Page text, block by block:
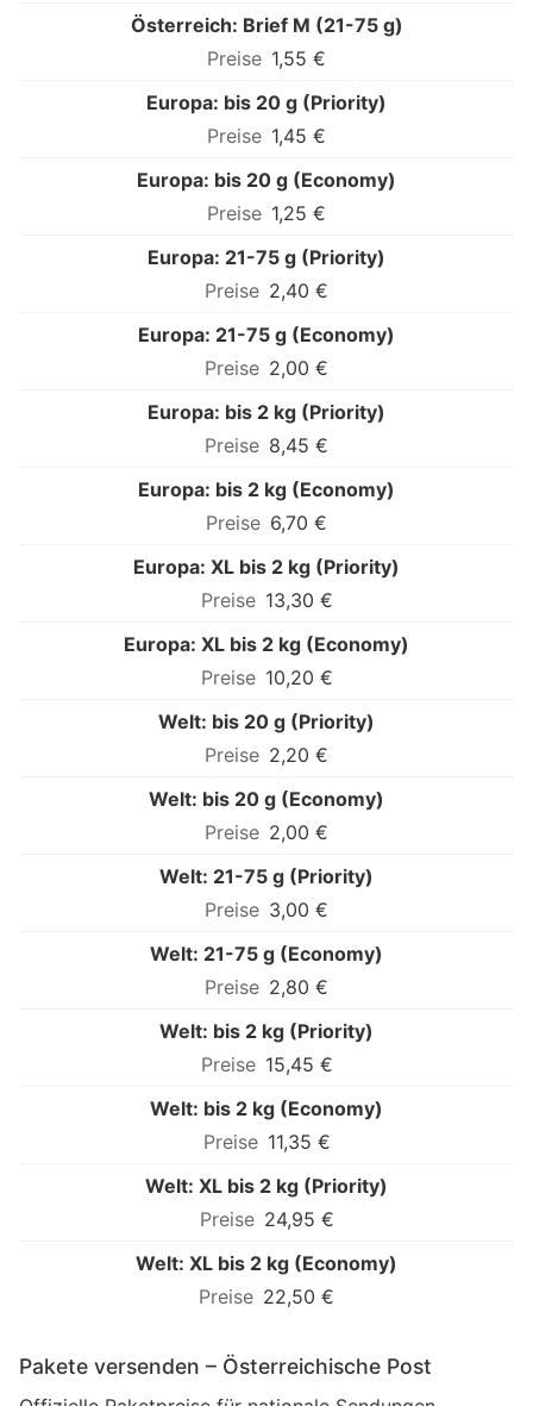
Österreich: Brief M (21-75 g)
1,55 €
Europa: bis 20 g (Priority)
1,45 €
Europa: bis 20 g (Economy)
1,25 €
Europa: 21-75 g (Priority)
2,40 €
Europa: 21-75 g (Economy)
2,00 €
Europa: bis 2 kg (Priority)
8,45 €
Europa: bis 2 kg (Economy)
6,70 €
Europa: XL bis 2 kg (Priority)
13,30 €
Europa: XL bis 2 kg (Economy)
10,20 €
Welt: bis 20 g (Priority)
2,20 €
Welt: bis 20 g (Economy)
2,00 €
Welt: 21-75 g (Priority)
3,00 €
Welt: 21-75 g (Economy)
2,80 €
Welt: bis 2 kg (Priority)
15,45 €
Welt: bis 2 kg (Economy)
11,35 €
Welt: XL bis 2 kg (Priority)
24,95 €
Welt: XL bis 2 kg (Economy)
22,50 €
Pakete versenden – Österreichische Post